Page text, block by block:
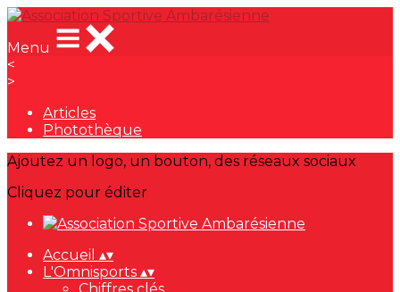
Menu
<
>
Articles
Photothèque
Ajoutez un logo, un bouton, des réseaux sociaux
Cliquez pour éditer
Accueil ▴▾
L'Omnisports ▴▾